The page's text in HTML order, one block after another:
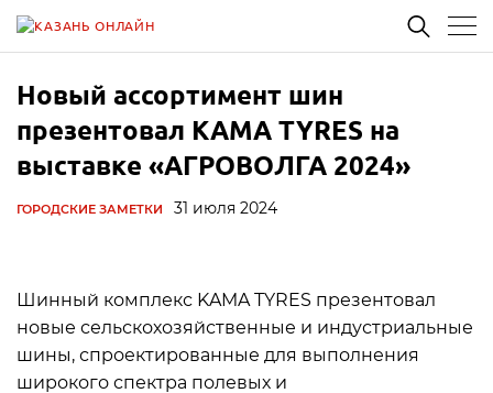
Новый ассортимент шин
презентовал KAMA TYRES на
выставке «АГРОВОЛГА 2024»
ГОРОДСКИЕ ЗАМЕТКИ 31 июля 2024
Шинный комплекс KAMA TYRES презентовал
новые сельскохозяйственные и индустриальные
шины, спроектированные для выполнения
широкого спектра полевых и